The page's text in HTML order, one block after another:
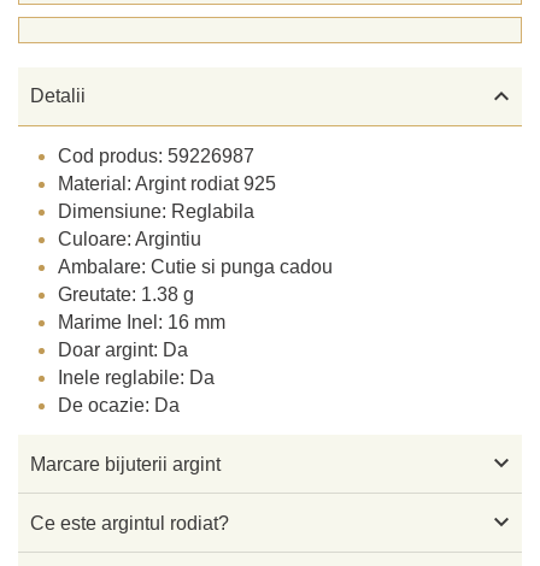
Detalii 
Cod produs: 59226987
Material: Argint rodiat 925
Dimensiune: Reglabila
Culoare: Argintiu
Ambalare: Cutie si punga cadou
Greutate: 1.38 g
Marime Inel: 16 mm
Doar argint: Da
Inele reglabile: Da
De ocazie: Da
Marcare bijuterii argint 
Ce este argintul rodiat? 